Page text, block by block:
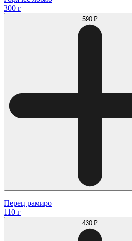
300 г
590 ₽
Перец рамиро
110 г
430 ₽